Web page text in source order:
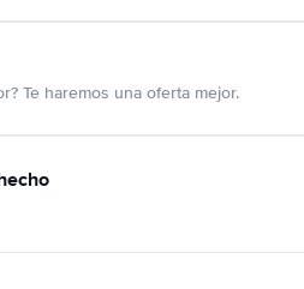
Te haremos una oferta mejor.